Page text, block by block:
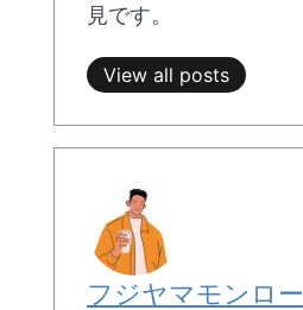
見です。
View all posts
フジヤマモンロー